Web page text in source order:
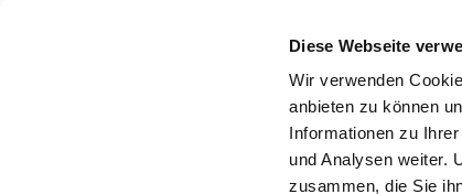
Diese Webseite
Wir verwenden
anbieten zu können
Informationen zu
und Analysen weiter.
zusammen, die Sie